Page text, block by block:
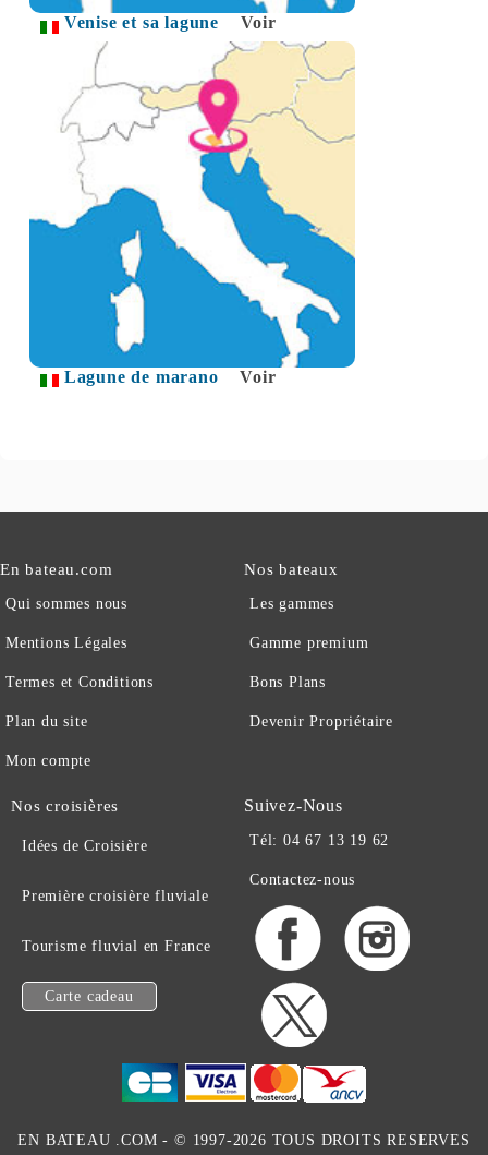
Venise et sa lagune Voir
Lagune de marano Voir
En bateau.com
Qui sommes nous
Mentions Légales
Termes et Conditions
Plan du site
Mon compte
Nos bateaux
Les gammes
Gamme premium
Bons Plans
Devenir Propriétaire
Nos croisières
Idées de Croisière
Première croisière fluviale
Tourisme fluvial en France
Carte cadeau
Suivez-Nous
Tél: 04 67 13 19 62
Contactez-nous
EN BATEAU .COM - © 1997-2026 TOUS DROITS RESERVES